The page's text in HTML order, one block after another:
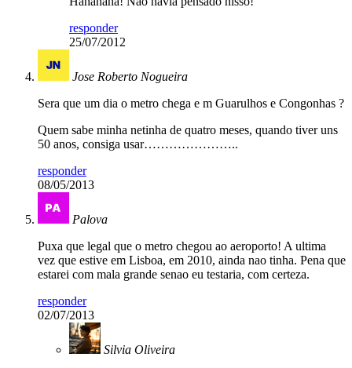
responder
25/07/2012
Jose Roberto Nogueira
Sera que um dia o metro chega e m Guarulhos e Congonhas ?
Quem sabe minha netinha de quatro meses, quando tiver uns
50 anos, consiga usar…………………..
responder
08/05/2013
Palova
Puxa que legal que o metro chegou ao aeroporto! A ultima
vez que estive em Lisboa, em 2010, ainda nao tinha. Pena que
estarei com mala grande senao eu testaria, com certeza.
responder
02/07/2013
Silvia Oliveira